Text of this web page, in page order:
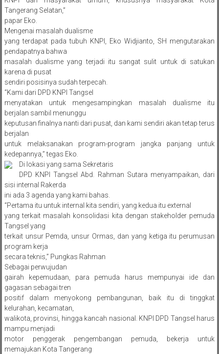
Tangerang Selatan,”
papar Eko.
Mengenai masalah dualisme
yang terdapat pada tubuh KNPI, Eko Widjianto, SH mengutarakan
pendapatnya bahwa
masalah dualisme yang terjadi itu sangat sulit untuk di satukan
karena di pusat
sendiri posisinya sudah terpecah.
“Kami dari DPD KNPI Tangsel
menyatakan untuk mengesampingkan masalah dualisme itu
berjalan sambil menunggu
keputusan finalnya nanti dari pusat, dan kami sendiri akan tetap terus
berjalan
untuk melaksanakan program-program jangka panjang untuk
kedepannya,” tegas Eko.
Di lokasi yang sama Sekretaris
DPD KNPI Tangsel Abd. Rahman Sutara menyampaikan, dari
sisi internal Rakerda
ini ada 3 agenda yang kami bahas.
“Pertama itu untuk internal kita sendiri, yang kedua itu external
yang terkait masalah konsolidasi kita dengan stakeholder pemuda
Tangsel yang
terkait unsur Pemda, unsur Ormas, dan yang ketiga itu perumusan
program kerja
secara teknis,” Pungkas Rahman
Sebagai perwujudan
gairah kepemudaan, para pemuda harus mempunyai ide dan
gagasan sebagai tren
positif dalam menyokong pembangunan, baik itu di tinggkat
kelurahan, kecamatan,
walikota, provinsi, hingga kancah nasional. KNPI DPD Tangsel harus
mampu menjadi
motor penggerak pengembangan pemuda, bekerja untuk
memajukan Kota Tangerang